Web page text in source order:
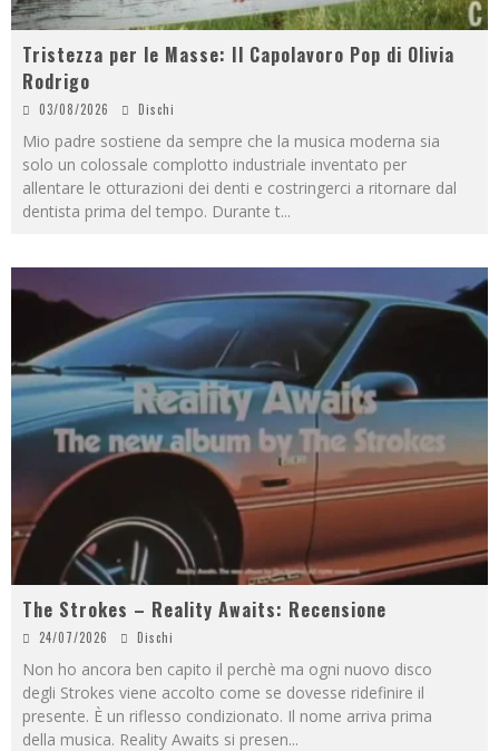
Tristezza per le Masse: Il Capolavoro Pop di Olivia
Rodrigo
03/08/2026 Dischi
Mio padre sostiene da sempre che la musica moderna sia
solo un colossale complotto industriale inventato per
allentare le otturazioni dei denti e costringerci a ritornare dal
dentista prima del tempo. Durante t...
The Strokes – Reality Awaits: Recensione
24/07/2026 Dischi
Non ho ancora ben capito il perchè ma ogni nuovo disco
degli Strokes viene accolto come se dovesse ridefinire il
presente. È un riflesso condizionato. Il nome arriva prima
della musica. Reality Awaits si presen...